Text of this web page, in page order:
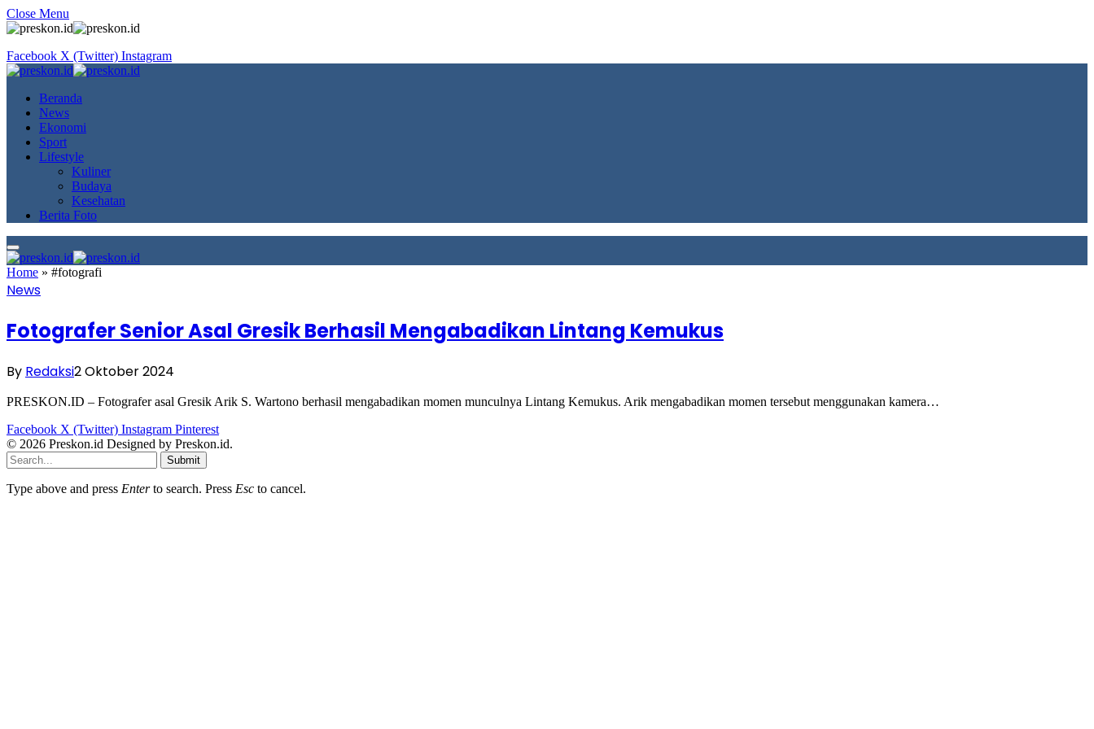
Close Menu
Facebook X (Twitter) Instagram
Beranda
News
Ekonomi
Sport
Lifestyle
Kuliner
Budaya
Kesehatan
Berita Foto
Home » #fotografi
News
Fotografer Senior Asal Gresik Berhasil Mengabadikan Lintang Kemukus
By Redaksi2 Oktober 2024
PRESKON.ID – Fotografer asal Gresik Arik S. Wartono berhasil mengabadikan momen munculnya Lintang Kemukus. Arik mengabadikan momen tersebut menggunakan kamera…
Facebook X (Twitter) Instagram Pinterest
© 2026 Preskon.id Designed by Preskon.id.
Submit
Type above and press Enterto search. Press Esc to cancel.